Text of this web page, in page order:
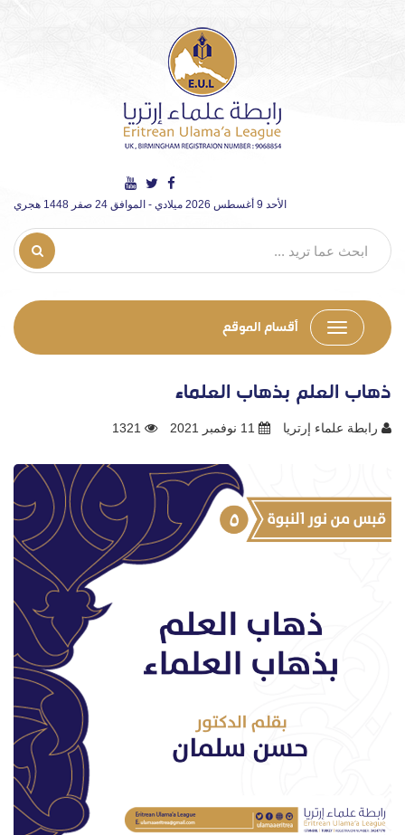
الأحد 9 أغسطس 2026 ميلادي - الموافق 24 صفر 1448 هجري
أقسام الموقع
ذهاب العلم بذهاب العلماء
رابطة علماء إرتريا